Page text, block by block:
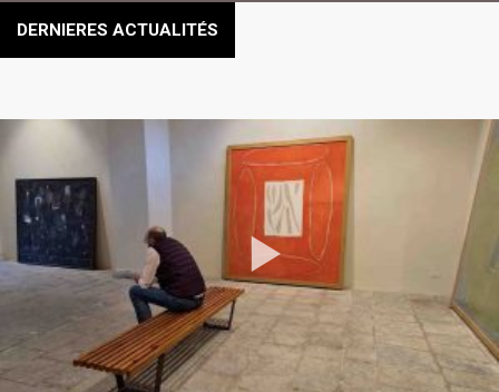
DERNIERES ACTUALITÉS